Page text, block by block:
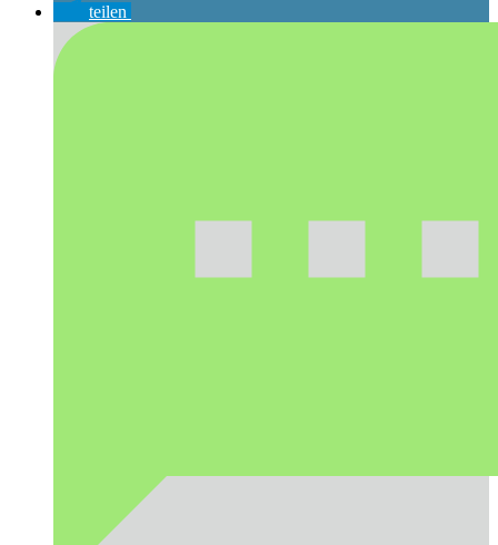
teilen